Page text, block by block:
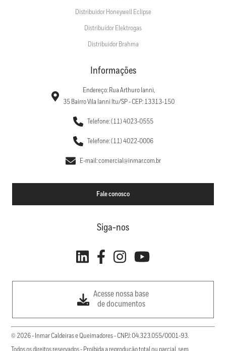
Distribuidor Honeywell Eclipse
Distribuidor Elektrogas
Distribuidor Brahma
Informações
Endereço: Rua Arthuro Ianni,
35 Bairro Vila Ianni Itu/SP - CEP: 13313-150
Telefone: (11) 4023-0555
Telefone: (11) 4022-0006
E-mail: comercial@inmar.com.br
Fale conosco
Siga-nos
Acesse nossa base
de documentos
© 2026 - Inmar Caldeiras e Queimadores - CNPJ: 04.323.055/0001-93.
Todos os direitos reservados - Proibida a reprodução total ou parcial, sem